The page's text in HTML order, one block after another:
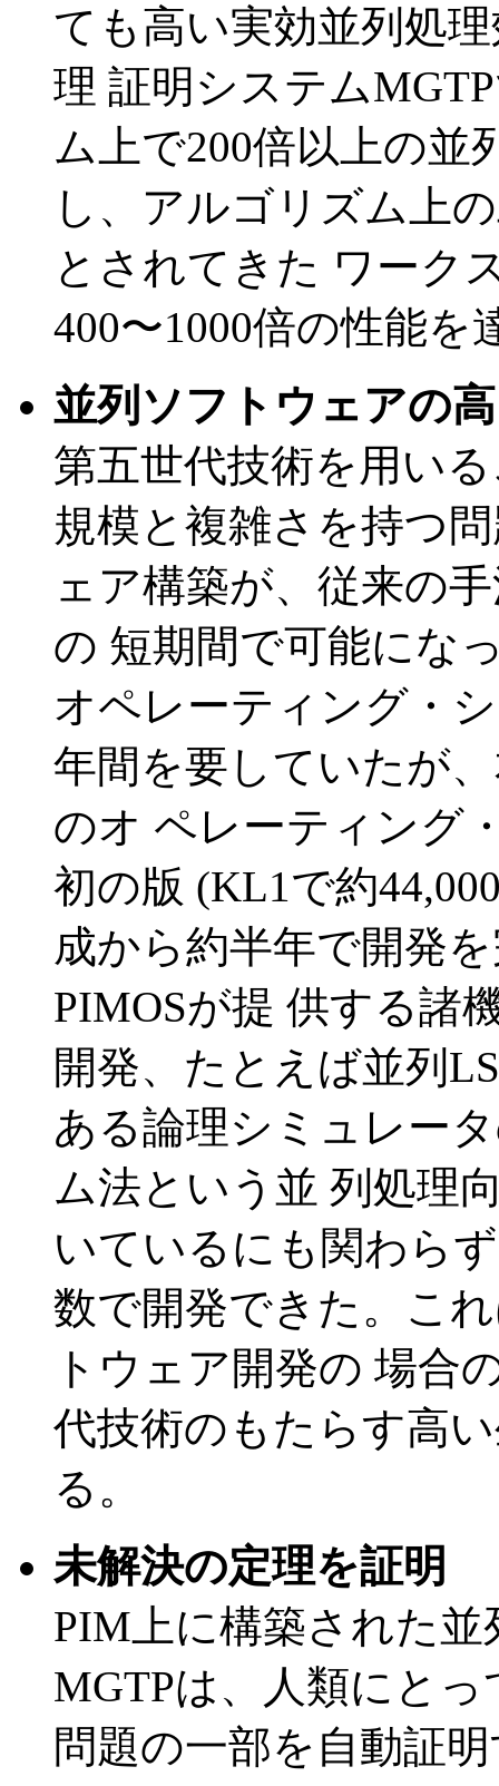
ても高い実効並列処
理 証明システム
ム上で200倍以上の並
し、アルゴリズム上
とされてきた ワーク
400〜1000倍の性能を
並列ソフトウェアの
第五世代技術を用い
規模と複雑さを持つ
ェア構築が、従来の
の 短期間で可能にな
オペレーティング・
年間を要していたが
のオ ペレーティング
初の版 (KL1で約
成から約半年で開発
PIMOSが提 供する諸
開発、たとえば並列
ある論理シミュレー
ム法という並 列処理
いているにも関わら
数で開発できた。こ
トウェア開発の 場合
代技術のもたらす高
る。
未解決の定理を証明
PIM上に構築された
MGTPは、人類にと
問題の一部を自動証